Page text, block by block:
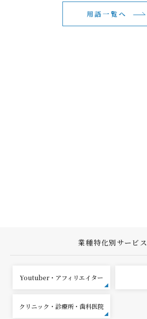
用語一覧へ
業種特化別サービス
Youtuber・アフィリエイター
クリニック・診療所・歯科医院